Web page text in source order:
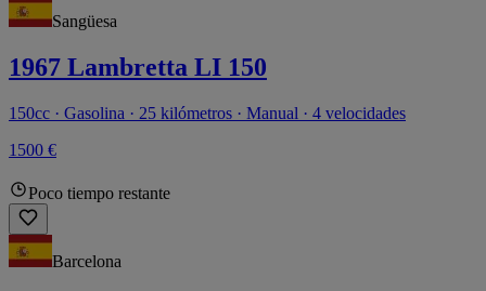
Sangüesa
1967 Lambretta LI 150
150cc · Gasolina · 25 kilómetros · Manual · 4 velocidades
1500 €
Poco tiempo restante
Barcelona